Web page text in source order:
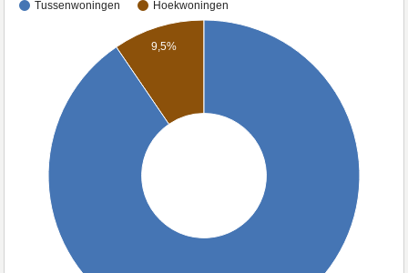
Tussenwoningen Hoekwoningen
9,5%